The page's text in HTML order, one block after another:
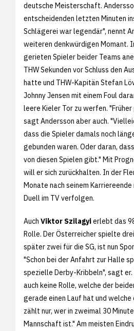
deutsche Meisterschaft.
entscheidenden letzten Minuten
Schlägerei war legendär", nennt
weiteren denkwürdigen Momant.
gerieten Spieler beider Teams
THW Sekunden vor Schluss den
hatte und THW-Kapitän Stefan
Johnny Jensen mit einem Foul
leere Kieler Tor zu werfen.
sagt Andersson aber auch.
dass die Spieler damals noch
gebunden waren. Oder daran,
von diesen Spielen gibt." Mit
will er sich zurückhalten. In der
Monate nach seinem
Duell im TV verfolgen.
Auch Viktor Szilagyierlebt das
Rolle. Der Österreicher spielte
später zwei für die SG, ist nun
"Schon bei der Anfahrt zur Halle
spezielle Derby-Kribbeln", sagt
auch keine Rolle, welche der
gerade einen Lauf hat und welche
zählt nur, wer in zweimal 30
Mannschaft ist." Am meisten